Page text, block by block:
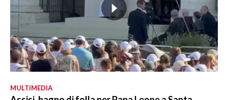
MULTIMEDIA